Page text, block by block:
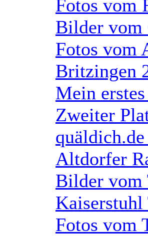
Fotos vom
Bilder vom
Fotos vom
Britzingen
Mein
Zweiter
Altdorfer
Bilder vom
Fotos vom